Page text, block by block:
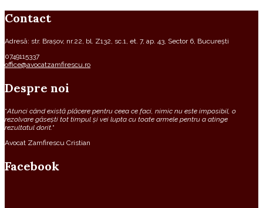
Contact
Adresă: str. Brașov, nr.22, bl. Z132, sc.1, et. 7, ap. 43, Sector 6, București
0749115337
office@avocatzamfirescu.ro
Despre noi
“Atunci când există plăcere pentru ceea ce faci, nimic nu este imposibil, o
rezolvare găsești tot timpul și vei lupta cu toate armele pentru a atinge
rezultatul dorit.“
Avocat Zamfirescu Cristian
Facebook